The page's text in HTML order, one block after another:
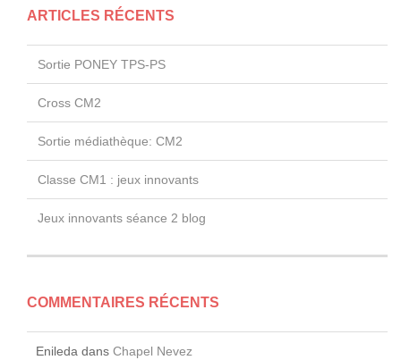
ARTICLES RÉCENTS
Sortie PONEY TPS-PS
Cross CM2
Sortie médiathèque: CM2
Classe CM1 : jeux innovants
Jeux innovants séance 2 blog
COMMENTAIRES RÉCENTS
Enileda dans Chapel Nevez